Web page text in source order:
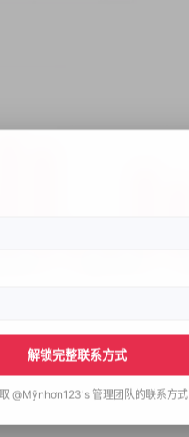
解锁完整联系方式
@Mỹnhơn123's 管理团队的联系方式